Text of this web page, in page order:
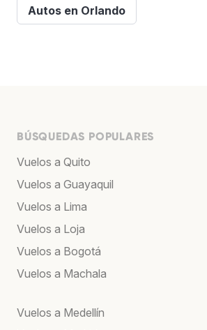
Autos en Orlando
BÚSQUEDAS POPULARES
Vuelos a Quito
Vuelos a Guayaquil
Vuelos a Lima
Vuelos a Loja
Vuelos a Bogotá
Vuelos a Machala
Vuelos a Medellín